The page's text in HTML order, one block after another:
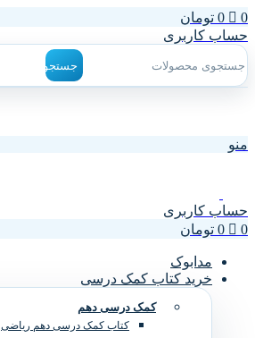
0
0 تومان
حساب کاربری
جستجو
منو
حساب کاربری
0
0 تومان
مدابوک
خرید کتاب کمک درسی
کمک درسی دهم
کتاب کمک درسی دهم ریاضی